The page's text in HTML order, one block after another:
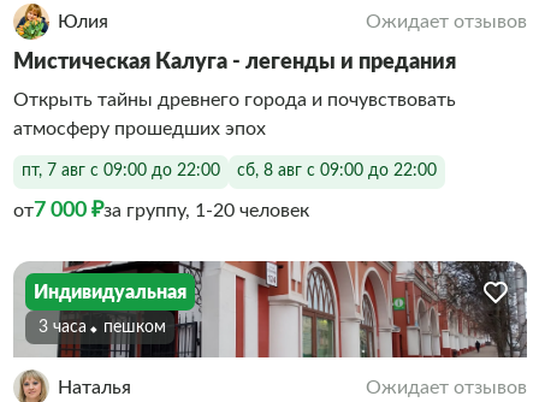
Юлия Ожидает отзывов
Мистическая Калуга - легенды и предания
Открыть тайны древнего города и почувствовать
атмосферу прошедших эпох
пт, 7 авг с 09:00 до 22:00 сб, 8 авг с 09:00 до 22:00
от7 000 ₽за группу, 1-20 человек
Индивидуальная
3 часа Пешком
Наталья Ожидает отзывов